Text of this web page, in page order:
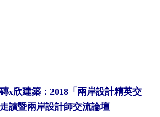
x欣建築：2018「兩岸設計精英交
讀暨兩岸設計師交流論壇